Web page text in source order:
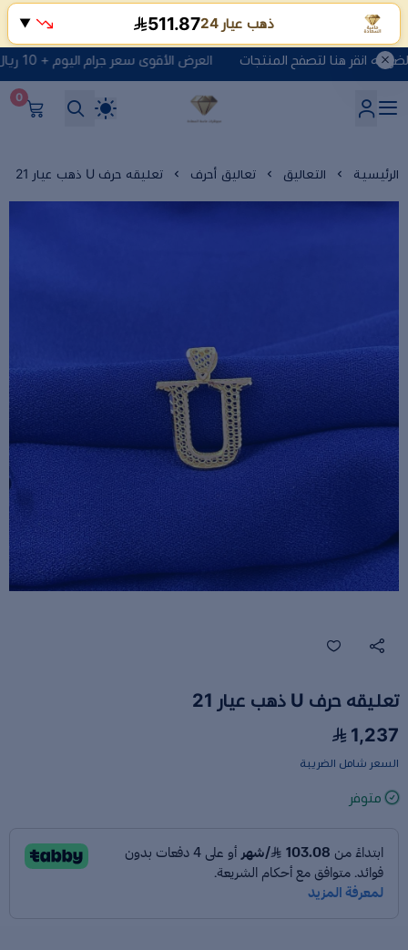
العرض الأقوى سعر جرام اليوم + 10 ريال مصنعية + الضريبه انقر هنا لتصفح المنتجات
شركة ماسة السعادة للذهب
0
الرئيسية التعاليق تعاليق أحرف تعليقه حرف U ذهب عيار 21
تعليقه حرف U ذهب عيار 21
1,237
السعر شامل الضريبة
متوفر
ذهب عيار 24 511.85
▼